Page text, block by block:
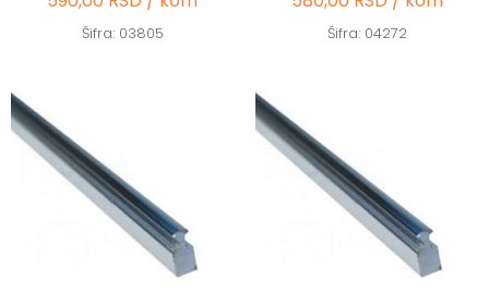
Šifra: 03805 Šifra: 04272